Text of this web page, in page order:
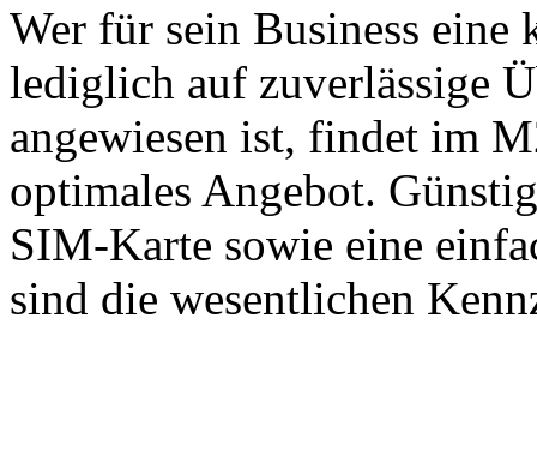
Wer für sein Business eine
lediglich auf zuverlässige
angewiesen ist, findet im
optimales Angebot.
SIM-Karte sowie eine
sind die wesentlichen